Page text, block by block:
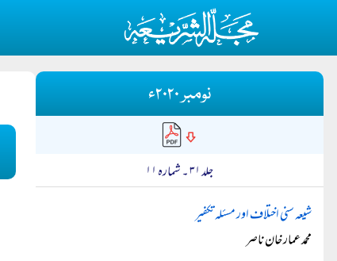
نومبر ۲۰۲۰ء
جلد ۳۱ ۔ شمارہ ۱۱
شیعہ سنی اختلاف اور مسئلہ تکفیر
محمد عمار خان ناصر